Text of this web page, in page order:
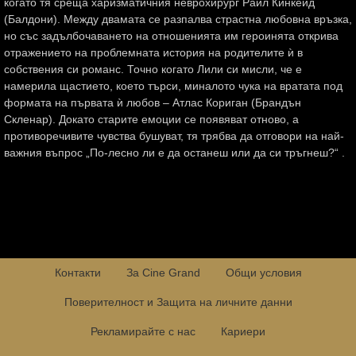
(Балдони). Между двамата се разпалва страстна любовна връзка,
но със задълбочаването на отношенията им героинята открива
отражението на проблемната история на родителите ѝ в
собствения си романс. Точно когато Лили си мисли, че е
намерила щастието, което търси, миналото чука на вратата под
формата на първата ѝ любов – Атлас Кориган (Брандън
Скленар). Докато старите емоции се появяват отново, а
противоречивите чувства бушуват, тя трябва да отговори на най-
важния въпрос „По-лесно ли е да останеш или да си тръгнеш?“ .
Контакти За Cine Grand Общи условия
Поверителност и Защита на личните данни
Рекламирайте с нас Кариери